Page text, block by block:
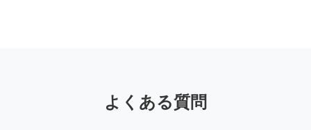
よくある質問